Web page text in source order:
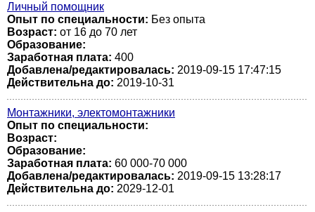
Личный помощник
Опыт по специальности: Без опыта
Возраст: от 16 до 70 лет
Образование:
Заработная плата: 400
Добавлена/редактировалась: 2019-09-15 17:47:15
Действительна до: 2019-10-31
Монтажники, электомонтажники
Опыт по специальности:
Возраст:
Образование:
Заработная плата: 60 000-70 000
Добавлена/редактировалась: 2019-09-15 13:28:17
Действительна до: 2029-12-01